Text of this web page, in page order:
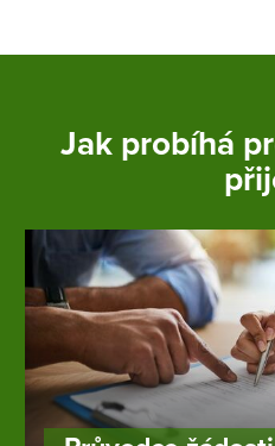
Jak probíhá